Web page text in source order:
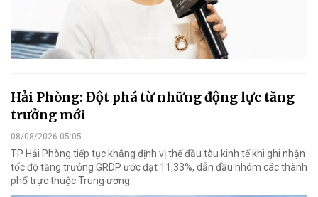
Hải Phòng: Đột phá từ những động lực tăng
trưởng mới
08/08/2026 05:05
TP Hải Phòng tiếp tục khẳng định vị thế đầu tàu kinh tế khi ghi nhận
tốc độ tăng trưởng GRDP ước đạt 11,33%, dẫn đầu nhóm các thành
phố trực thuộc Trung ương.